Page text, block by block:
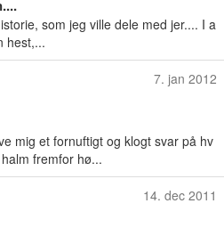
som jeg ville dele med jer.... I a
hest,...
7. jan 2012
mig et fornuftigt og klogt svar på hv
fremfor hø...
14. dec 2011